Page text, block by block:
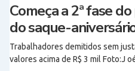
Começa a 2ª fase
do saque-
Trabalhadores demitidos sem
valores acima de R$ 3 mil Foto:J